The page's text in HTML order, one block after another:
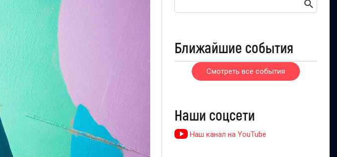
Ближайшие события
Смотреть все события
Наши соцсети
Наш канал на YouTube